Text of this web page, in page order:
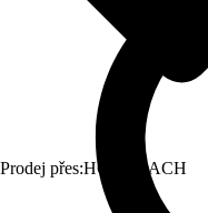
Prodej přes:HORNBACH